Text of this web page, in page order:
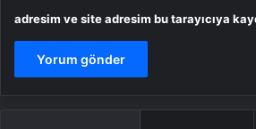
adresim ve site adresim bu tarayıcıya